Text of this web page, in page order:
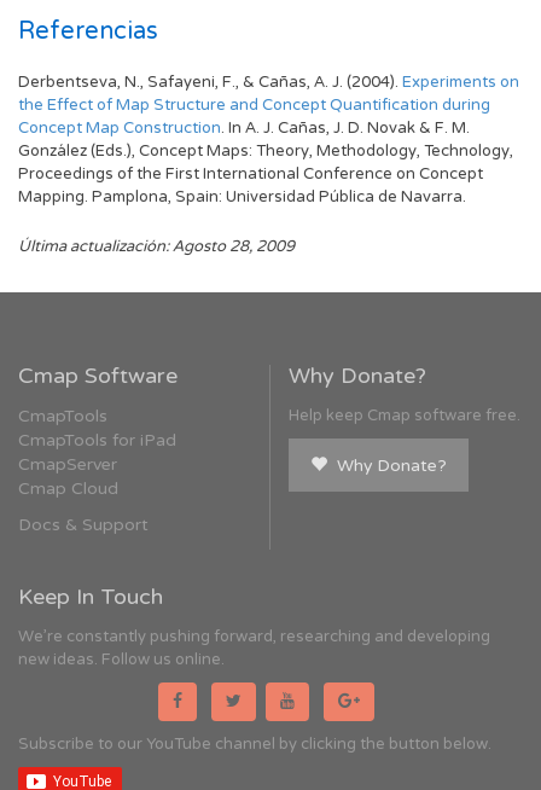
Referencias
Derbentseva, N., Safayeni, F., & Cañas, A. J. (2004). Experiments on
the Effect of Map Structure and Concept Quantification during
Concept Map Construction. In A. J. Cañas, J. D. Novak & F. M.
González (Eds.), Concept Maps: Theory, Methodology, Technology,
Proceedings of the First International Conference on Concept
Mapping. Pamplona, Spain: Universidad Pública de Navarra.
Última actualización: Agosto 28, 2009
Cmap Software
CmapTools
CmapTools for iPad
CmapServer
Cmap Cloud
Docs & Support
Why Donate?
Help keep Cmap software free.
Why Donate?
Keep In Touch
We're constantly pushing forward, researching and developing
new ideas. Follow us online.
Subscribe to our YouTube channel by clicking the button below.